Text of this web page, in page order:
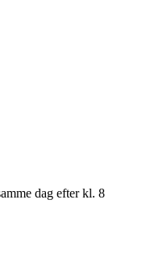
dag efter kl. 8